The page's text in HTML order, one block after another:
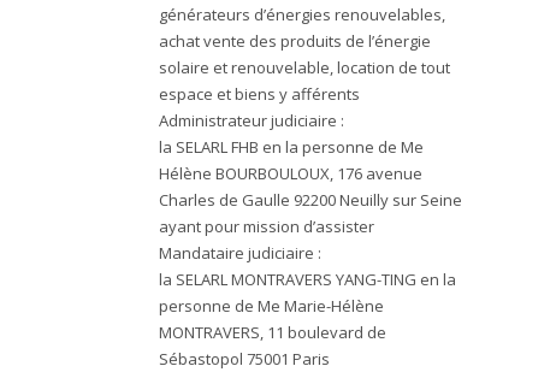
générateurs d’énergies renouvelables,
achat vente des produits de l’énergie
solaire et renouvelable, location de tout
espace et biens y afférents
Administrateur judiciaire :
la SELARL FHB en la personne de Me
Hélène BOURBOULOUX, 176 avenue
Charles de Gaulle 92200 Neuilly sur Seine
ayant pour mission d’assister
Mandataire judiciaire :
la SELARL MONTRAVERS YANG-TING en la
personne de Me Marie-Hélène
MONTRAVERS, 11 boulevard de
Sébastopol 75001 Paris